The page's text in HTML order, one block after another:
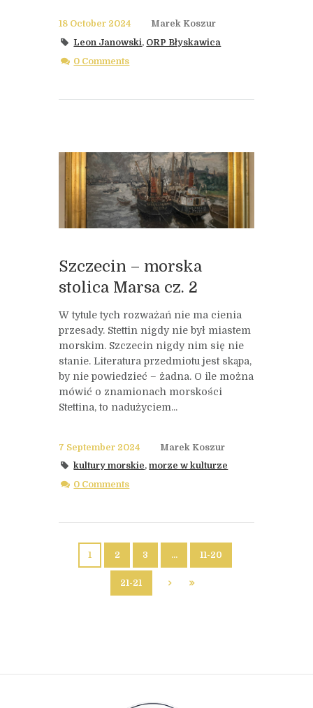
18 October 2024
Marek Koszur
Leon Janowski, ORP Błyskawica
0 Comments
Szczecin – morska
stolica Marsa cz. 2
W tytule tych rozważań nie ma cienia
przesady. Stettin nigdy nie był miastem
morskim. Szczecin nigdy nim się nie
stanie. Literatura przedmiotu jest skąpa,
by nie powiedzieć – żadna. O ile można
mówić o znamionach morskości
Stettina, to nadużyciem...
7 September 2024
Marek Koszur
kultury morskie,morze w kulturze
0 Comments
1 2 3 … 11-20
21-21